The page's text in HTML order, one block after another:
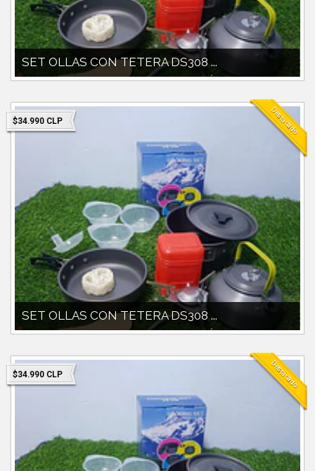
SET OLLAS CON TETERA DS308 ...
SET OLLA 1700 CC CON TAPAPAILAPOCILLOS PLÁSTICOS
$34.990 CLP Destacado
SET OLLAS CON TETERA DS308 ...
SET OLLA 1700 CC CON TAPAPAILAPOCILLOS PLÁSTICOS
$34.990 CLP Destacado